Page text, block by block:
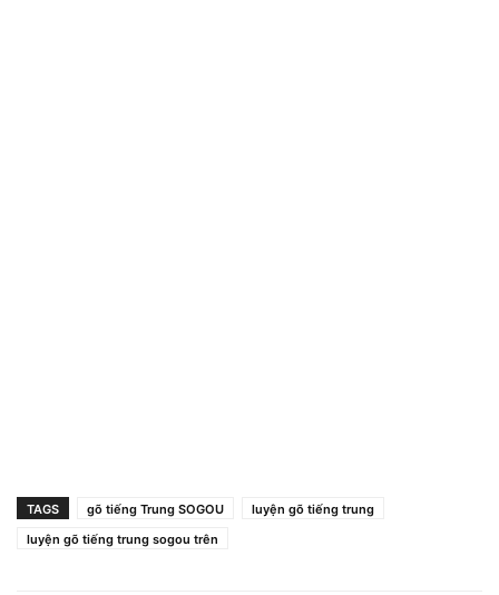
TAGS gõ tiếng Trung SOGOU
luyện gõ tiếng trung
luyện gõ tiếng trung sogou trên